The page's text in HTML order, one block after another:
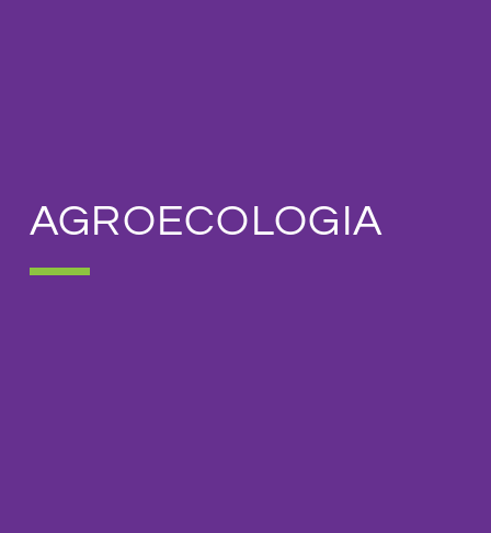
AGROECOLOGIA